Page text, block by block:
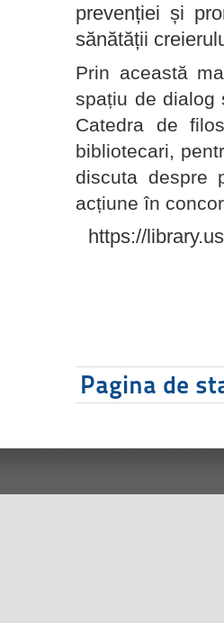
prevenției și
sănătății
Prin această
spațiu de dialog
Catedra de
bibliotecari,
discuta despre
acțiune în
https://
Pagina de